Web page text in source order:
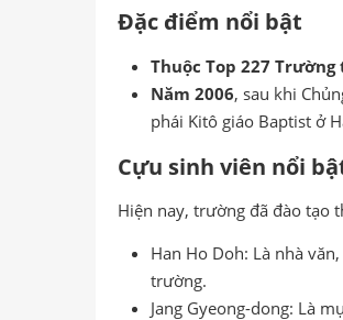
Đặc điểm nổi bật
Thuộc Top 227
Năm 2006, sau khi
phái Kitô giáo Baptist ở
Cựu sinh viên nổi
Hiện nay, trường đã đào tạo
Han Ho Doh: Là nhà
trường.
Jang Gyeong-dong: Là